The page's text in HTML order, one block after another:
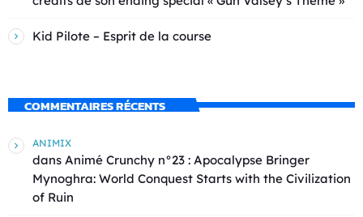
Kid Pilote – Esprit de la course
COMMENTAIRES RÉCENTS
ANIMIX
dans Animé Crunchy n°23 : Apocalypse Bringer
Mynoghra: World Conquest Starts with the Civilization
of Ruin